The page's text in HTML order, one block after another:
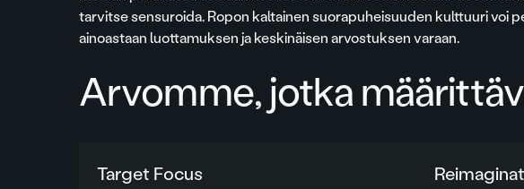
tarvitse sensuroida. Ropon kaltainen suorapuheisuuden kulttuuri voi
ainoastaan luottamuksen ja keskinäisen arvostuksen varaan.
Arvomme, jotka
Target Focus